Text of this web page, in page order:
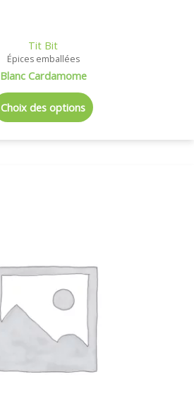
Tit Bit
Épices emballées
Blanc Cardamome
Choix des options